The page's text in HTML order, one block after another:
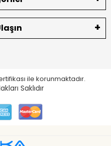
ile korunmaktadır.
Saklıdır